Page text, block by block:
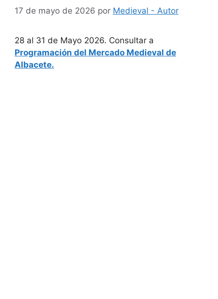
17 de mayo de 2026 por Medieval - Autor
28 al 31 de Mayo 2026. Consultar a
Programación del Mercado Medieval de
Albacete.